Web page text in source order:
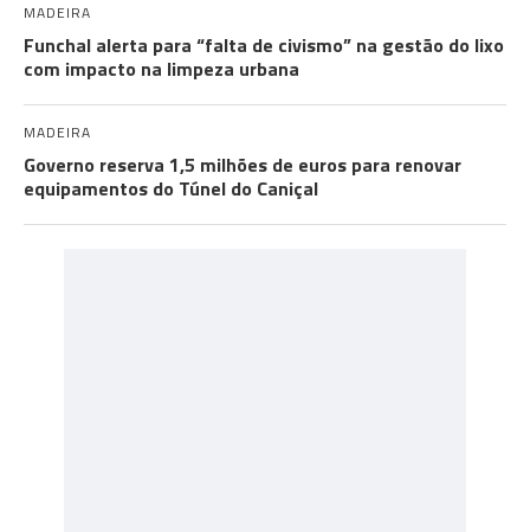
MADEIRA
Funchal alerta para “falta de civismo” na gestão do lixo
com impacto na limpeza urbana
MADEIRA
Governo reserva 1,5 milhões de euros para renovar
equipamentos do Túnel do Caniçal